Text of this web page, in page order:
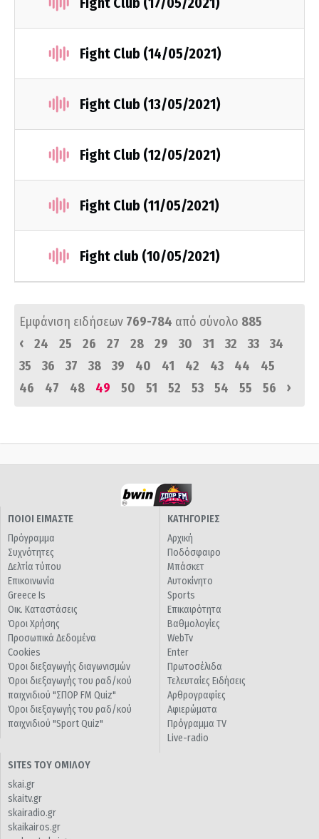
Fight Club (14/05/2021)
Fight Club (13/05/2021)
Fight Club (12/05/2021)
Fight Club (11/05/2021)
Fight club (10/05/2021)
Εμφάνιση ειδήσεων 769-784 από σύνολο 885
‹
24 25 26 27 28 29 30 31 32 33
34
35
36 37 38 39 40 41 42 43 44
45
46
47 48 49 50 51 52 53 54 55 56 ›
ΠΟΙΟΙ ΕΙΜΑΣΤΕ
Πρόγραμμα
Συχνότητες
Δελτία τύπου
Επικοινωνία
Greece Is
Οικ. Καταστάσεις
Όροι Χρήσης
Προσωπικά Δεδομένα
Cookies
Όροι διεξαγωγής διαγωνισμών
Όροι διεξαγωγής του ραδ/κού
παιχνιδιού "ΣΠΟΡ FM Quiz"
Όροι διεξαγωγής του ραδ/κού
παιχνιδιού "Sport Quiz"
ΚΑΤΗΓΟΡΙΕΣ
Αρχική
Ποδόσφαιρο
Μπάσκετ
Αυτοκίνητο
Sports
Επικαιρότητα
Βαθμολογίες
WebTv
Enter
Πρωτοσέλιδα
Τελευταίες Ειδήσεις
Αρθρογραφίες
Αφιερώματα
Πρόγραμμα TV
Live-radio
SITES ΤΟΥ ΟΜΙΛΟΥ
skai.gr
skaitv.gr
skairadio.gr
skaikairos.gr